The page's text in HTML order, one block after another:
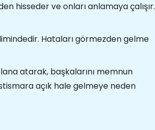
hisseder ve onları anlamaya çalışır.
Hataları görmezden gelme
atarak, başkalarını memnun
açık hale gelmeye neden